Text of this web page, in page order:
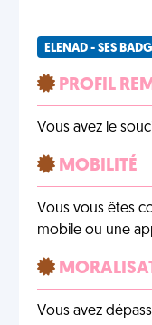
ELENAD - SES
PROFIL
Vous avez le
MOBILITÉ
Vous vous êtes
mobile ou une
Vous avez